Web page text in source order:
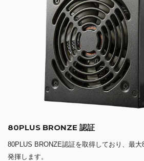
80PLUS BRONZE 認証
80PLUS BRONZE認証を取得しており、最
発揮します。